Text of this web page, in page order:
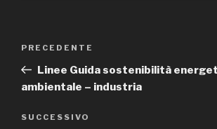
Navigazione
Articolo
precedente:
PRECEDENTE
Linee Guida sostenibilità
ambientale – industria
Articolo
SUCCESSIVO